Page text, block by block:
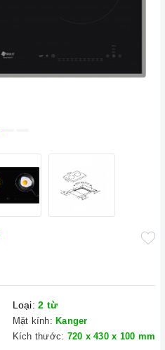
Loại: 2 từ
Mặt kính: Kanger
Kích thước: 720 x 430 x 100 mm